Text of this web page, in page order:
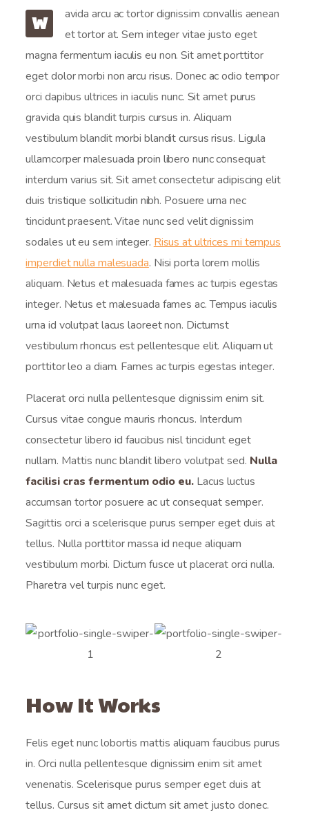
W
avida arcu ac tortor dignissim convallis aenean
et tortor at. Sem integer vitae justo eget
magna fermentum iaculis eu non. Sit amet porttitor
eget dolor morbi non arcu risus. Donec ac odio tempor
orci dapibus ultrices in iaculis nunc. Sit amet purus
gravida quis blandit turpis cursus in. Aliquam
vestibulum blandit morbi blandit cursus risus. Ligula
ullamcorper malesuada proin libero nunc consequat
interdum varius sit. Sit amet consectetur adipiscing elit
duis tristique sollicitudin nibh. Posuere urna nec
tincidunt praesent. Vitae nunc sed velit dignissim
sodales ut eu sem integer. Risus at ultrices mi tempus
imperdiet nulla malesuada. Nisi porta lorem mollis
aliquam. Netus et malesuada fames ac turpis egestas
integer. Netus et malesuada fames ac. Tempus iaculis
urna id volutpat lacus laoreet non. Dictumst
vestibulum rhoncus est pellentesque elit. Aliquam ut
porttitor leo a diam. Fames ac turpis egestas integer.
Placerat orci nulla pellentesque dignissim enim sit.
Cursus vitae congue mauris rhoncus. Interdum
consectetur libero id faucibus nisl tincidunt eget
nullam. Mattis nunc blandit libero volutpat sed. Nulla
facilisi cras fermentum odio eu. Lacus luctus
accumsan tortor posuere ac ut consequat semper.
Sagittis orci a scelerisque purus semper eget duis at
tellus. Nulla porttitor massa id neque aliquam
vestibulum morbi. Dictum fusce ut placerat orci nulla.
Pharetra vel turpis nunc eget.
How It Works
Felis eget nunc lobortis mattis aliquam faucibus purus
in. Orci nulla pellentesque dignissim enim sit amet
venenatis. Scelerisque purus semper eget duis at
tellus. Cursus sit amet dictum sit amet justo donec.